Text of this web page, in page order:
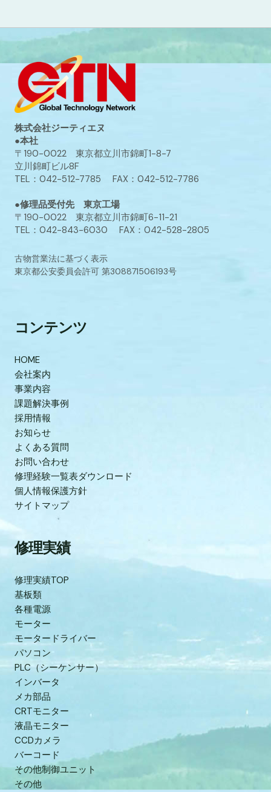
株式会社ジーティエヌ
●本社
〒190-0022 東京都立川市錦町1-8-7
立川錦町ビル8F
TEL：042-512-7785 FAX：042-512-7786
●修理品受付先 東京工場
〒190-0022 東京都立川市錦町6-11-21
TEL：042-843-6030 FAX：042-528-2805
古物営業法に基づく表示
東京都公安委員会許可 第308871506193号
コンテンツ
HOME
会社案内
事業内容
課題解決事例
採用情報
お知らせ
よくある質問
お問い合わせ
修理経験一覧表ダウンロード
個人情報保護方針
サイトマップ
修理実績
修理実績TOP
基板類
各種電源
モーター
モータードライバー
パソコン
PLC（シーケンサー）
インバータ
メカ部品
CRTモニター
液晶モニター
CCDカメラ
バーコード
その他制御ユニット
その他